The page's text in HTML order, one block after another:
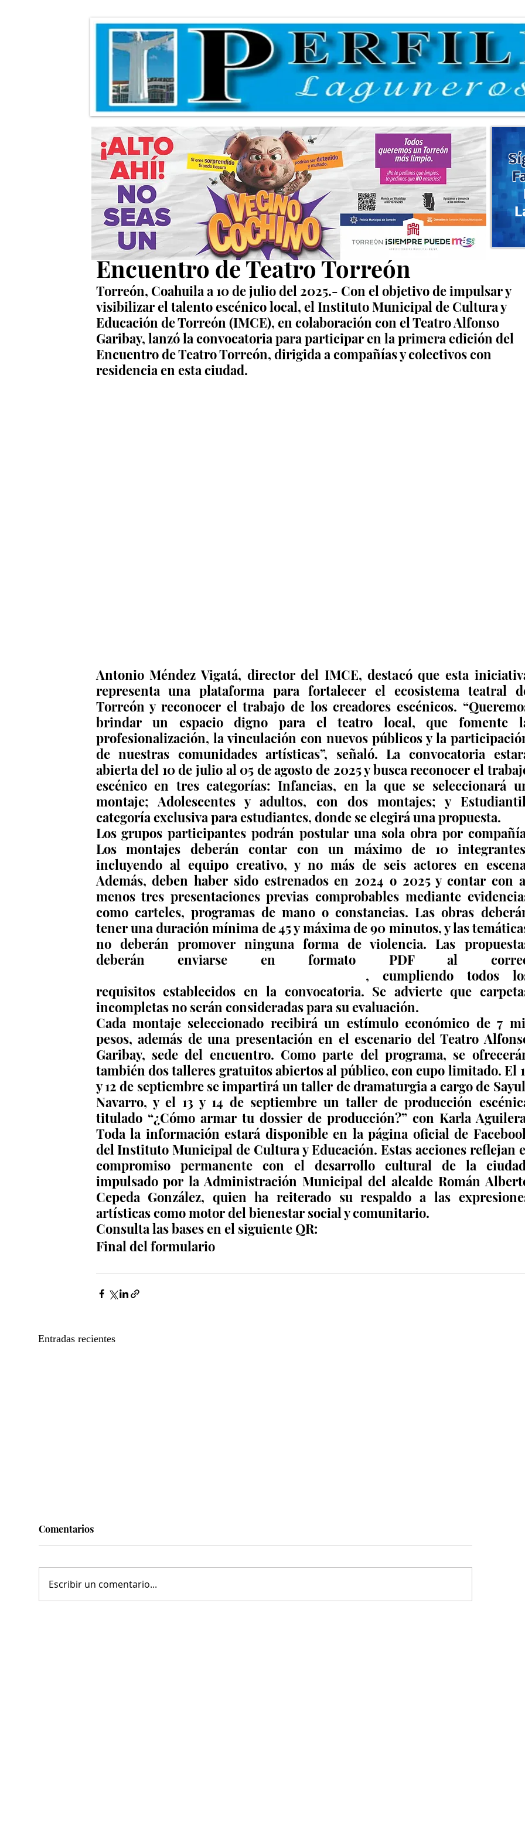
Abren convocatoria para el Primer
Encuentro de Teatro Torreón
Torreón, Coahuila a 10 de julio del 2025.- Con el objetivo de impulsar y
visibilizar el talento escénico local, el Instituto Municipal de Cultura y
Educación de Torreón (IMCE), en colaboración con el Teatro Alfonso
Garibay, lanzó la convocatoria para participar en la primera edición del
Encuentro de Teatro Torreón, dirigida a compañías y colectivos con
residencia en esta ciudad.
Antonio Méndez Vigatá, director del IMCE, destacó que esta
representa una plataforma para fortalecer el ecosistema teatral
Torreón y reconocer el trabajo de los creadores escénicos.
brindar un espacio digno para el teatro local, que fomente
profesionalización, la vinculación con nuevos públicos y la
de nuestras comunidades artísticas”, señaló. La convocatoria
abierta del 10 de julio al 05 de agosto de 2025 y busca reconocer el
escénico en tres categorías: Infancias, en la que se seleccionará
montaje; Adolescentes y adultos, con dos montajes; y
categoría exclusiva para estudiantes, donde se elegirá una propuesta.
Los grupos participantes podrán postular una sola obra por
Los montajes deberán contar con un máximo de 10
incluyendo al equipo creativo, y no más de seis actores en
Además, deben haber sido estrenados en 2024 o 2025 y contar con
menos tres presentaciones previas comprobables mediante
como carteles, programas de mano o constancias. Las obras
tener una duración mínima de 45 y máxima de 90 minutos, y las
no deberán promover ninguna forma de violencia. Las
, cumpliendo todos
requisitos establecidos en la convocatoria. Se advierte que
incompletas no serán consideradas para su evaluación.
Cada montaje seleccionado recibirá un estímulo económico de 7
pesos, además de una presentación en el escenario del Teatro
Garibay, sede del encuentro. Como parte del programa, se
también dos talleres gratuitos abiertos al público, con cupo limitado. El
y 12 de septiembre se impartirá un taller de dramaturgia a cargo de
Navarro, y el 13 y 14 de septiembre un taller de producción
titulado “¿Cómo armar tu dossier de producción?” con Karla
Toda la información estará disponible en la página oficial de
del Instituto Municipal de Cultura y Educación. Estas acciones reflejan
compromiso permanente con el desarrollo cultural de la
impulsado por la Administración Municipal del alcalde Román
Cepeda González, quien ha reiterado su respaldo a las
artísticas como motor del bienestar social y comunitario.
Consulta las bases en el siguiente QR:
Final del formulario
Entradas recientes
Comentarios
Escribir un comentario...